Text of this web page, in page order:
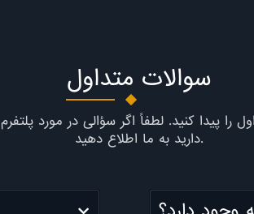
سوالات متداول
را پیدا کنید. لطفاً اگر سؤالی در مورد
دارید به ما اطلاع دهید.